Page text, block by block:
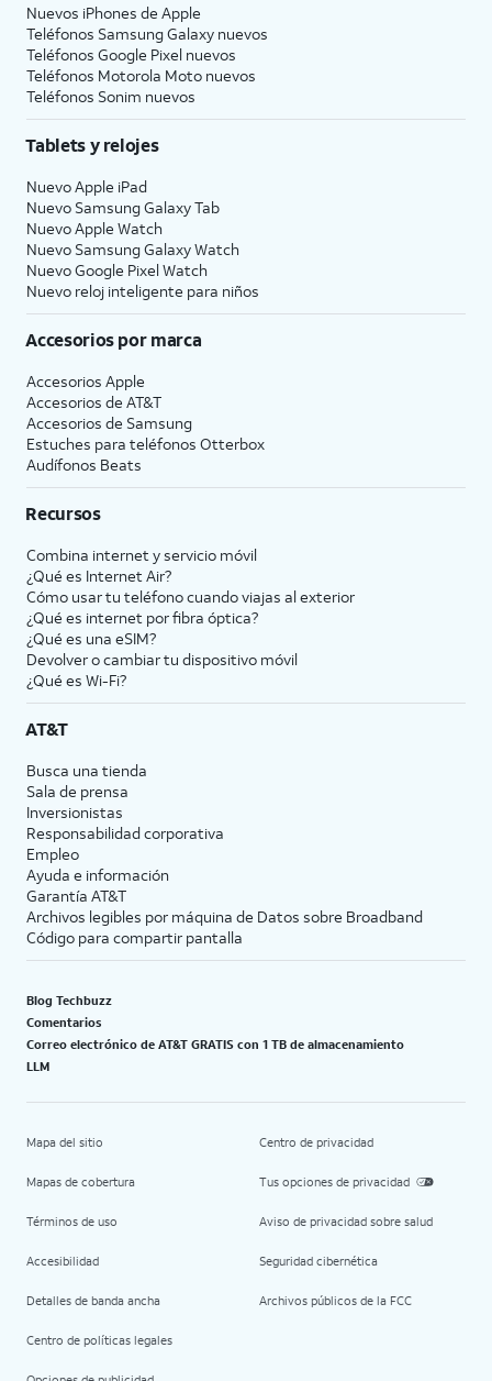
Nuevos iPhones de Apple
Teléfonos Samsung Galaxy nuevos
Teléfonos Google Pixel nuevos
Teléfonos Motorola Moto nuevos
Teléfonos Sonim nuevos
Tablets y relojes
Nuevo Apple iPad
Nuevo Samsung Galaxy Tab
Nuevo Apple Watch
Nuevo Samsung Galaxy Watch
Nuevo Google Pixel Watch
Nuevo reloj inteligente para niños
Accesorios por marca
Accesorios Apple
Accesorios de AT&T
Accesorios de Samsung
Estuches para teléfonos Otterbox
Audífonos Beats
Recursos
Combina internet y servicio móvil
¿Qué es Internet Air?
Cómo usar tu teléfono cuando viajas al exterior
¿Qué es internet por fibra óptica?
¿Qué es una eSIM?
Devolver o cambiar tu dispositivo móvil
¿Qué es Wi-Fi?
AT&T
Busca una tienda
Sala de prensa
Inversionistas
Responsabilidad corporativa
Empleo
Ayuda e información
Garantía AT&T
Archivos legibles por máquina de Datos sobre Broadband
Código para compartir pantalla
Blog Techbuzz
Comentarios
Correo electrónico de AT&T GRATIS con 1 TB de almacenamiento
LLM
Mapa del sitio
Mapas de cobertura
Términos de uso
Accesibilidad
Detalles de banda ancha
Centro de políticas legales
Centro de privacidad
Tus opciones de privacidad
Aviso de privacidad sobre salud
Seguridad cibernética
Archivos públicos de la FCC